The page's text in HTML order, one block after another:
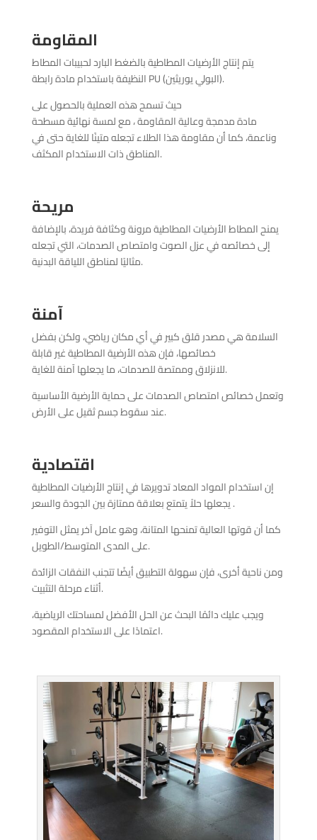
المقاومة
يتم إنتاج الأرضيات المطاطية بالضغط البارد لحبيبات المطاط
النظيفة باستخدام مادة رابطة PU (البولي يوريثين).
حيث تسمح هذه العملية بالحصول على
مادة مدمجة وعالية المقاومة ، مع لمسة نهائية مسطحة
وناعمة، كما أن مقاومة هذا الطلاء تجعله متينًا للغاية حتى في
المناطق ذات الاستخدام المكثف.
مريحة
يمنح المطاط الأرضيات المطاطية مرونة وكثافة فريدة، بالإضافة
إلى خصائصه في عزل الصوت وامتصاص الصدمات، التي تجعله
مثاليًا لمناطق اللياقة البدنية.
آمنة
السلامة هي مصدر قلق كبير في أي مكان رياضي، ولكن بفضل
خصائصها، فإن هذه الأرضية المطاطية غير قابلة
للانزلاق وممتصة للصدمات، ما يجعلها آمنة للغاية.
وتعمل خصائص امتصاص الصدمات على حماية الأرضية الأساسية
عند سقوط جسم ثقيل على الأرض.
اقتصادية
إن استخدام المواد المعاد تدويرها في إنتاج الأرضيات المطاطية
يجعلها حلاً يتمتع بعلاقة ممتازة بين الجودة والسعر .
كما أن قوتها العالية تمنحها المتانة، وهو عامل آخر يمثل التوفير
على المدى المتوسط/الطويل.
ومن ناحية أخرى، فإن سهولة التطبيق أيضًا تتجنب النفقات الزائدة
أثناء مرحلة التثبيت.
ويجب عليك دائمًا البحث عن الحل الأفضل لمساحتك الرياضية،
اعتمادًا على الاستخدام المقصود.